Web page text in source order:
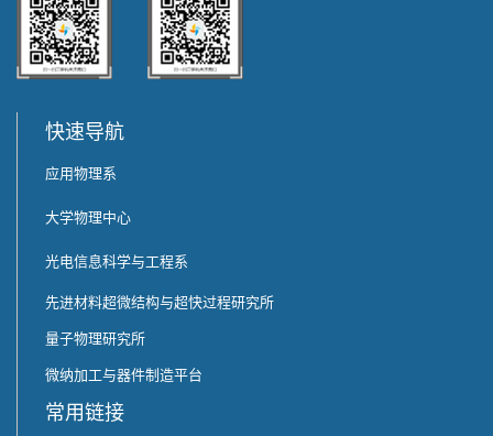
快速导航
应用物理系
大学物理中心
光电信息科学与工程系
先进材料超微结构与超快过程研究所
量子物理研究所
微纳加工与器件制造平台
常用链接